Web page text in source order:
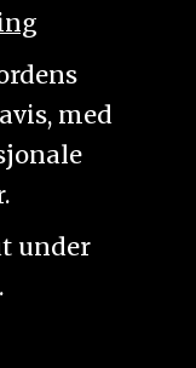
med
under
.